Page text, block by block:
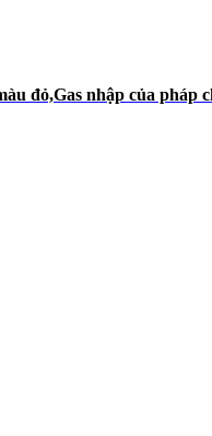
đỏ,Gas nhập của pháp